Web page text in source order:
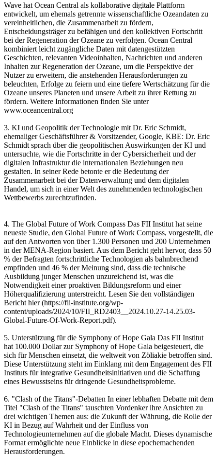
Wave hat Ocean Central als kollaborative digitale Plattform
entwickelt, um ehemals getrennte wissenschaftliche Ozeandaten zu
vereinheitlichen, die Zusammenarbeit zu fördern,
Entscheidungsträger zu befähigen und den kollektiven Fortschritt
bei der Regeneration der Ozeane zu verfolgen. Ocean Central
kombiniert leicht zugängliche Daten mit datengestützten
Geschichten, relevanten Videoinhalten, Nachrichten und anderen
Inhalten zur Regeneration der Ozeane, um die Perspektive der
Nutzer zu erweitern, die anstehenden Herausforderungen zu
beleuchten, Erfolge zu feiern und eine tiefere Wertschätzung für die
Ozeane unseres Planeten und unsere Arbeit zu ihrer Rettung zu
fördern. Weitere Informationen finden Sie unter
www.oceancentral.org
3. KI und Geopolitik der Technologie mit Dr. Eric Schmidt,
ehemaliger Geschäftsführer & Vorsitzender, Google, KBE: Dr. Eric
Schmidt sprach über die geopolitischen Auswirkungen der KI und
untersuchte, wie die Fortschritte in der Cybersicherheit und der
digitalen Infrastruktur die internationalen Beziehungen neu
gestalten. In seiner Rede betonte er die Bedeutung der
Zusammenarbeit bei der Datenverwaltung und dem digitalen
Handel, um sich in einer Welt des zunehmenden technologischen
Wettbewerbs zurechtzufinden.
4. The Global Future of Work Compass Das FII Institut hat seine
neueste Studie, den Global Future of Work Compass, vorgestellt, die
auf den Antworten von über 1.300 Personen und 200 Unternehmen
in der MENA-Region basiert. Aus dem Bericht geht hervor, dass 50
% der Befragten fortschrittliche Technologien als bahnbrechend
empfinden und 46 % der Meinung sind, dass die technische
Ausbildung junger Menschen unzureichend ist, was die
Notwendigkeit einer proaktiven Bildungsreform und einer
Höherqualifizierung unterstreicht. Lesen Sie den vollständigen
Bericht hier (https://fii-institute.org/wp-
content/uploads/2024/10/FII_RD2403__2024.10.27-14.25.03-
Global-Future-Of-Work-Report.pdf).
5. Unterstützung für die Symphony of Hope Gala Das FII Institut
hat 100.000 Dollar zur Symphony of Hope Gala beigesteuert, die
sich für Menschen einsetzt, die weltweit von Zöliakie betroffen sind.
Diese Unterstützung steht im Einklang mit dem Engagement des FII
Instituts für integrative Gesundheitsinitiativen und die Schaffung
eines Bewusstseins für dringende Gesundheitsprobleme.
6. "Clash of the Titans"-Debatten In einer lebhaften Debatte mit dem
Titel "Clash of the Titans" tauschten Vordenker ihre Ansichten zu
drei wichtigen Themen aus: die Zukunft der Währung, die Rolle der
KI in Bezug auf Wahrheit und der Einfluss von
Technologieunternehmen auf die globale Macht. Dieses dynamische
Format ermöglichte neue Einblicke in diese epochemachenden
Herausforderungen.